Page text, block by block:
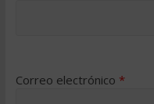
Correo electrónico *